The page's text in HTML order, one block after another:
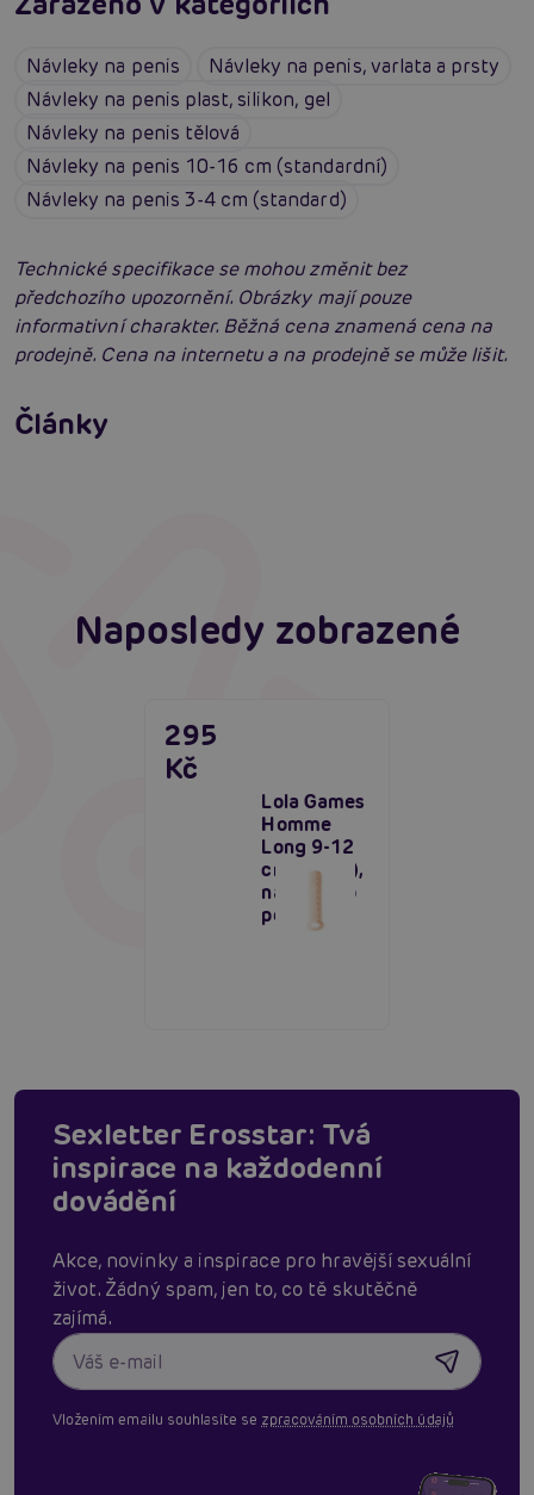
Návleky na penis
Návleky na penis, varlata a prsty
Návleky na penis plast, silikon, gel
Návleky na penis tělová
Návleky na penis 10-16 cm (standardní)
Návleky na penis 3-4 cm (standard)
Technické specifikace se mohou změnit bez
předchozího upozornění. Obrázky mají pouze
informativní charakter. Běžná cena znamená cena na
prodejně. Cena na internetu a na prodejně se může lišit.
Články
Erotická inteligence: Příručka Sexiomů
Číst více
Swingers party poprvé: Erotický ráj plný
extáze? Průvodce, který ti otevře dveře!
Naposledy zobrazené
Lola Games
Homme
Long 9-12
cm (Flesh),
návlek pro
penis
295
Kč
Sexletter Erosstar: Tvá
inspirace na každodenní
dovádění
Akce, novinky a inspirace pro hravější sexuální
život. Žádný spam, jen to, co tě skutěčně
zajímá.
Vložením emailu souhlasíte se zpracováním osobních údajů